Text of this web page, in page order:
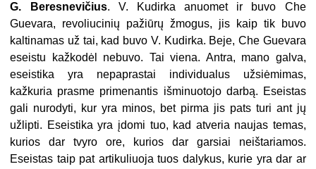
G. Beresnevičius. V. Kudirka anuomet ir buvo Che
Guevara, revoliucinių pažiūrų žmogus, jis kaip tik buvo
kaltinamas už tai, kad buvo V. Kudirka. Beje, Che Guevara
eseistu kažkodėl nebuvo. Tai viena. Antra, mano galva,
eseistika yra nepaprastai individualus užsiėmimas,
kažkuria prasme primenantis išminuotojo darbą. Eseistas
gali nurodyti, kur yra minos, bet pirma jis pats turi ant jų
užlipti. Eseistika yra įdomi tuo, kad atveria naujas temas,
kurios dar tvyro ore, kurios dar garsiai neištariamos.
Eseistas taip pat artikuliuoja tuos dalykus, kurie yra dar ar